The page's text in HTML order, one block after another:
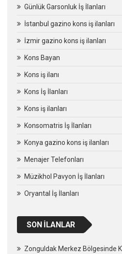
Günlük Garsonluk İş İlanları
İstanbul gazino kons iş ilanları
İzmir gazino kons iş ilanları
Kons Bayan
Kons iş ilanı
Kons İş İlanları
Kons iş ilanları
Konsomatris İş İlanları
Konya gazino kons iş ilanları
Menajer Telefonları
Müzikhol Pavyon İş İlanları
Oryantal İş İlanları
SON İLANLAR
Zonguldak Merkez Bölgesinde